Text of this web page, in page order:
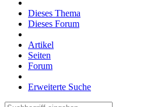
Dieses Thema
Dieses Forum
Artikel
Seiten
Forum
Erweiterte Suche